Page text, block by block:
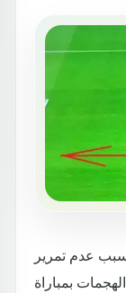
عدم تمرير
بمباراة